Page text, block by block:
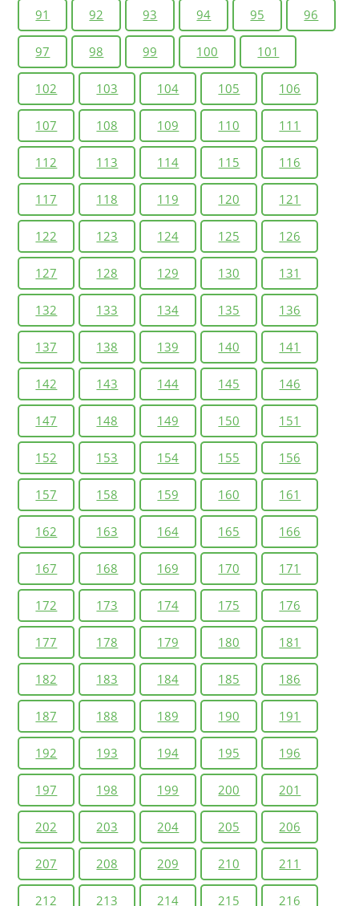
91 92 93 94 95 96
97 98 99 100 101
102 103 104 105 106
107 108 109 110 111
112 113 114 115 116
117 118 119 120 121
122 123 124 125 126
127 128 129 130 131
132 133 134 135 136
137 138 139 140 141
142 143 144 145 146
147 148 149 150 151
152 153 154 155 156
157 158 159 160 161
162 163 164 165 166
167 168 169 170 171
172 173 174 175 176
177 178 179 180 181
182 183 184 185 186
187 188 189 190 191
192 193 194 195 196
197 198 199 200 201
202 203 204 205 206
207 208 209 210 211
212 213 214 215 216